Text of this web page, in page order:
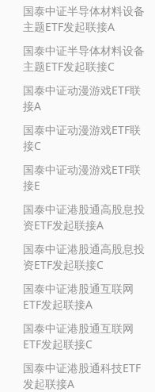
国泰中证半导体材料设备
主题ETF发起联接A
国泰中证半导体材料设备
主题ETF发起联接C
国泰中证动漫游戏ETF联
接A
国泰中证动漫游戏ETF联
接C
国泰中证动漫游戏ETF联
接E
国泰中证港股通高股息投
资ETF发起联接A
国泰中证港股通高股息投
资ETF发起联接C
国泰中证港股通互联网
ETF发起联接A
国泰中证港股通互联网
ETF发起联接C
国泰中证港股通科技ETF
发起联接A